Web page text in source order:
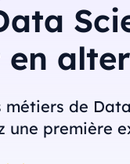
métiers de
une première